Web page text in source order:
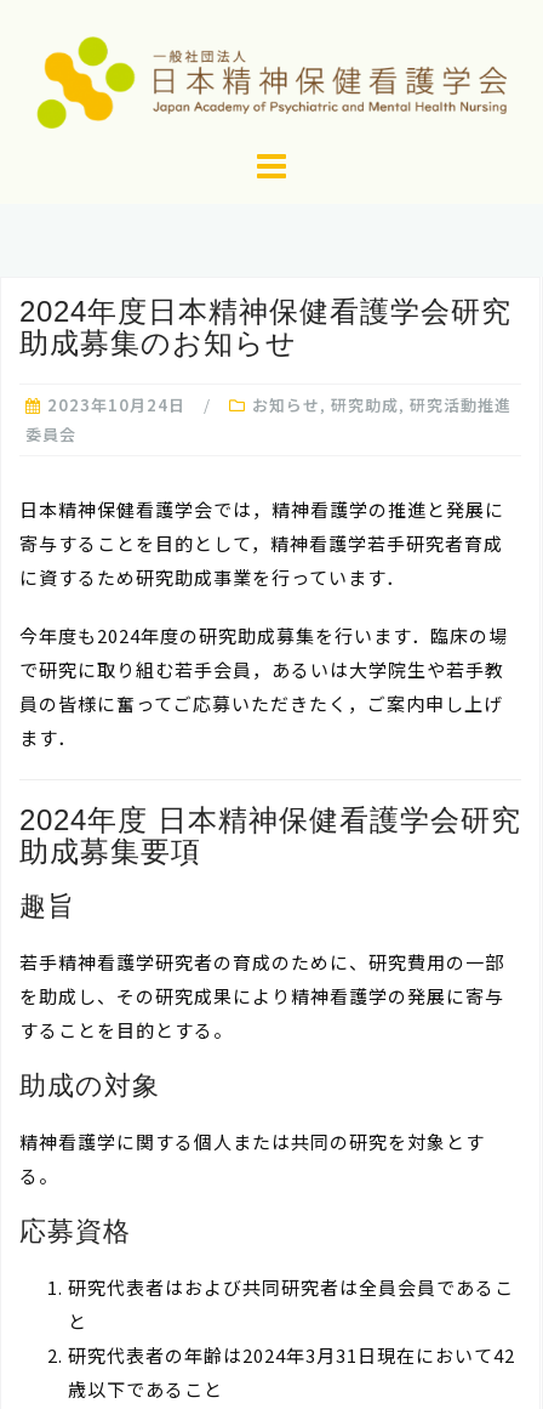
2024年度日本精神保健看護学会研究
助成募集のお知らせ
2023年10月24日 お知らせ, 研究助成, 研究活動推進
委員会
日本精神保健看護学会では，精神看護学の推進と発展に
寄与することを目的として，精神看護学若手研究者育成
に資するため研究助成事業を行っています．
今年度も2024年度の研究助成募集を行います．臨床の場
で研究に取り組む若手会員，あるいは大学院生や若手教
員の皆様に奮ってご応募いただきたく，ご案内申し上げ
ます．
2024年度 日本精神保健看護学会研究
助成募集要項
趣旨
若手精神看護学研究者の育成のために、研究費用の一部
を助成し、その研究成果により精神看護学の発展に寄与
することを目的とする。
助成の対象
精神看護学に関する個人または共同の研究を対象とす
る。
応募資格
研究代表者はおよび共同研究者は全員会員であるこ
と
研究代表者の年齢は2024年3月31日現在において42
歳以下であること